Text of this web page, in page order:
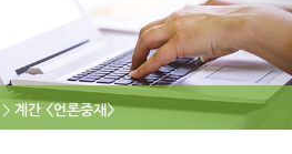
계간 <언론중재>